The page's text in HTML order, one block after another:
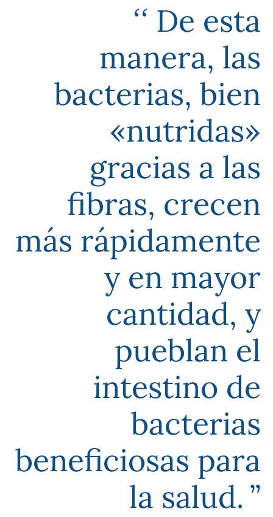
De esta
manera, las
bacterias, bien
«nutridas»
gracias a las
fibras, crecen
más rápidamente
y en mayor
cantidad, y
pueblan el
intestino de
bacterias
beneficiosas para
la salud.